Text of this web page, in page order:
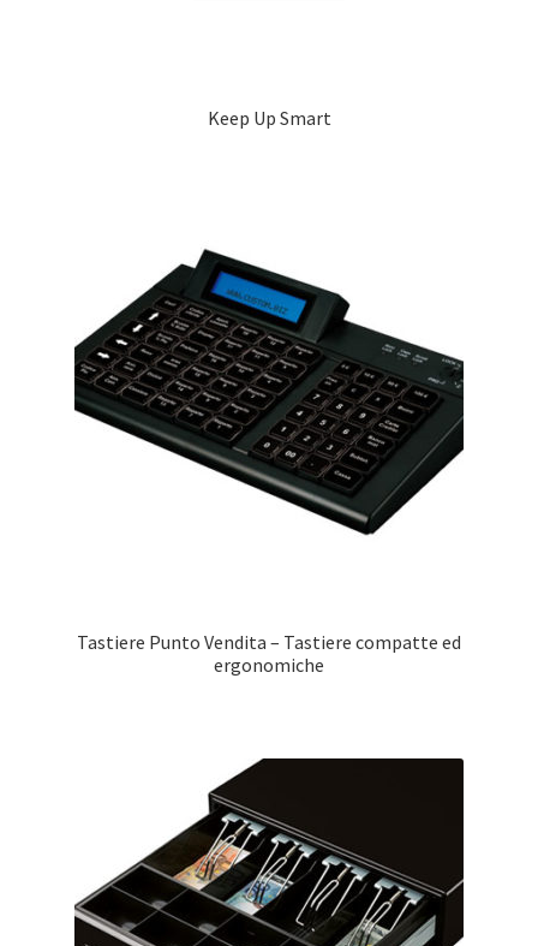
Keep Up Smart
Tastiere Punto Vendita – Tastiere compatte ed
ergonomiche